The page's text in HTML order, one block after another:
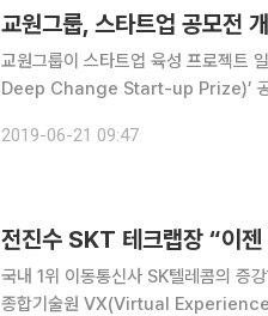
교원그룹, 스타트업 공모전
교원그룹이 스타트업 육성 프로젝트
Deep Change Start-up Prize)’ 공모전을 다음
성장 기반을 구축하는 데 목적을 두고
2019-06-21 09:47
전진수 SKT 테크랩장 “이
국내 1위 이동통신사 SK텔레콤의 증
종합기술원 VX(Virtual Experience)